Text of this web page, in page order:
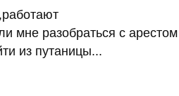
мне разобраться с арестом
из путаницы...